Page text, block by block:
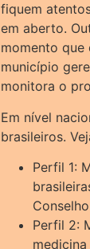
fiquem
em aberto.
momento que
município
monitora o
Em nível
brasileiros.
Perfil 1:
Perfil 2: